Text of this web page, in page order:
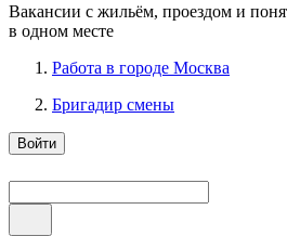
Вакансии с жильём, проездом и
в одном месте
Работа в городе Москва
Бригадир смены
Войти